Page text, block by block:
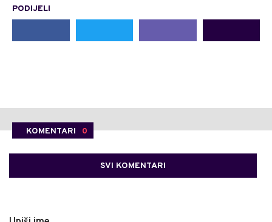
PODIJELI
KOMENTARI 0
SVI KOMENTARI